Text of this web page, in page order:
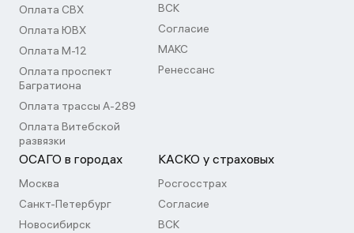
Оплата СВХ
Оплата ЮВХ
Оплата М-12
Оплата проспект
Багратиона
Оплата трассы А-289
Оплата Витебской
развязки
ВСК
Согласие
МАКС
Ренессанс
ОСАГО в городах
Москва
Санкт-Петербург
Новосибирск
КАСКО у страховых
Росгосстрах
Согласие
ВСК